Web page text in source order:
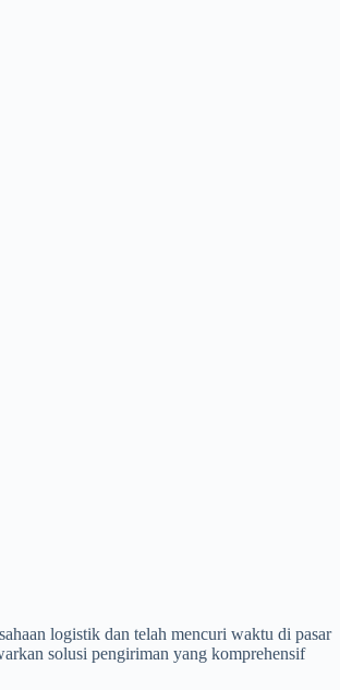
logistik dan telah mencuri waktu di pasar
solusi pengiriman yang komprehensif